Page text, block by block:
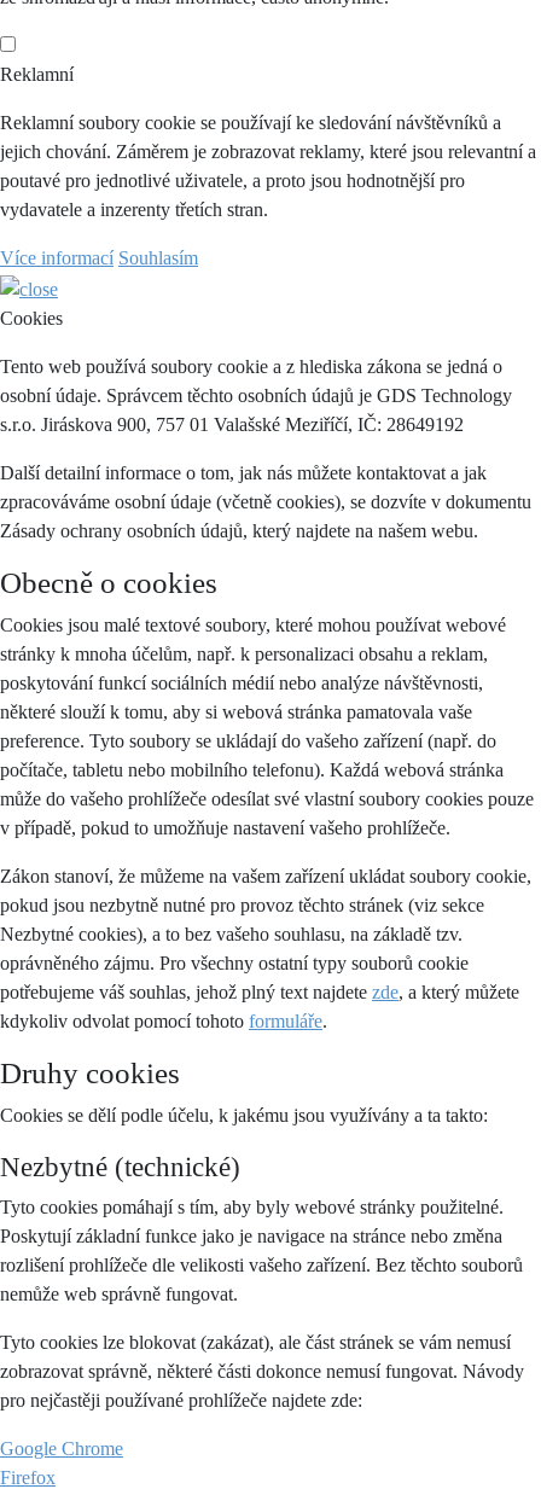
Reklamní
Reklamní soubory cookie se používají ke sledování návštěvníků a
jejich chování. Záměrem je zobrazovat reklamy, které jsou relevantní a
poutavé pro jednotlivé uživatele, a proto jsou hodnotnější pro
vydavatele a inzerenty třetích stran.
Více informací Souhlasím
Cookies
Tento web používá soubory cookie a z hlediska zákona se jedná o
osobní údaje. Správcem těchto osobních údajů je GDS Technology
s.r.o. Jiráskova 900, 757 01 Valašské Meziříčí, IČ: 28649192
Další detailní informace o tom, jak nás můžete kontaktovat a jak
zpracováváme osobní údaje (včetně cookies), se dozvíte v dokumentu
Zásady ochrany osobních údajů, který najdete na našem webu.
Obecně o cookies
Cookies jsou malé textové soubory, které mohou používat webové
stránky k mnoha účelům, např. k personalizaci obsahu a reklam,
poskytování funkcí sociálních médií nebo analýze návštěvnosti,
některé slouží k tomu, aby si webová stránka pamatovala vaše
preference. Tyto soubory se ukládají do vašeho zařízení (např. do
počítače, tabletu nebo mobilního telefonu). Každá webová stránka
může do vašeho prohlížeče odesílat své vlastní soubory cookies pouze
v případě, pokud to umožňuje nastavení vašeho prohlížeče.
Zákon stanoví, že můžeme na vašem zařízení ukládat soubory cookie,
pokud jsou nezbytně nutné pro provoz těchto stránek (viz sekce
Nezbytné cookies), a to bez vašeho souhlasu, na základě tzv.
oprávněného zájmu. Pro všechny ostatní typy souborů cookie
potřebujeme váš souhlas, jehož plný text najdete zde, a který můžete
kdykoliv odvolat pomocí tohoto formuláře.
Druhy cookies
Cookies se dělí podle účelu, k jakému jsou využívány a ta takto:
Nezbytné (technické)
Tyto cookies pomáhají s tím, aby byly webové stránky použitelné.
Poskytují základní funkce jako je navigace na stránce nebo změna
rozlišení prohlížeče dle velikosti vašeho zařízení. Bez těchto souborů
nemůže web správně fungovat.
Tyto cookies lze blokovat (zakázat), ale část stránek se vám nemusí
zobrazovat správně, některé části dokonce nemusí fungovat. Návody
pro nejčastěji používané prohlížeče najdete zde:
Google Chrome
Firefox